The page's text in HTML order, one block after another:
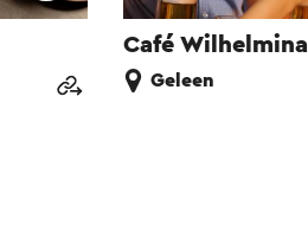
Café Wilhelmina
Geleen